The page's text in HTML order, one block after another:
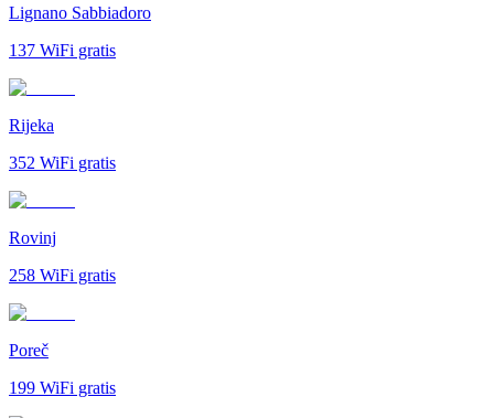
Lignano Sabbiadoro
137 WiFi gratis
Rijeka
352 WiFi gratis
Rovinj
258 WiFi gratis
Poreč
199 WiFi gratis